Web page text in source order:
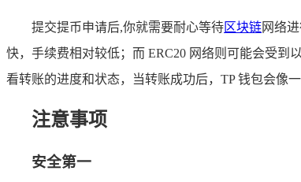
提交提币申请后,你就需要耐心等待区块链网络
快，手续费相对较低；而 ERC20 网络则可能会受到
看转账的进度和状态，当转账成功后，TP 钱包会像
注意事项
安全第一